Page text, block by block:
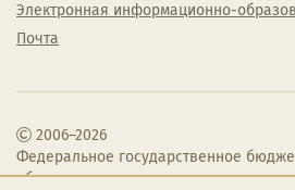
Электронная информационно-
Почта
2006–2026
Федеральное государственное
образовательное учреждение